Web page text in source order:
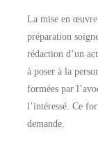
La mise en
préparation
rédaction d’un
à poser à la
formées par
l’intéressé. Ce
demande.